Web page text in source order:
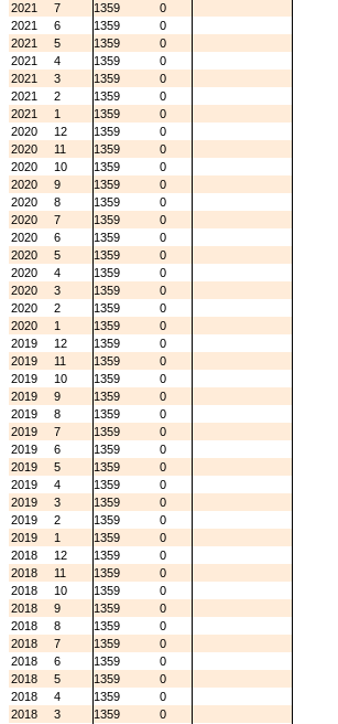
2021
7 1359
0
2021
6 1359
0
2021
5 1359
0
2021
4 1359
0
2021
3 1359
0
2021
2 1359
0
2021
1 1359
0
2020
12 1359
0
2020
11 1359
0
2020
10 1359
0
2020
9 1359
0
2020
8 1359
0
2020
7 1359
0
2020
6 1359
0
2020
5 1359
0
2020
4 1359
0
2020
3 1359
0
2020
2 1359
0
2020
1 1359
0
2019
12 1359
0
2019
11 1359
0
2019
10 1359
0
2019
9 1359
0
2019
8 1359
0
2019
7 1359
0
2019
6 1359
0
2019
5 1359
0
2019
4 1359
0
2019
3 1359
0
2019
2 1359
0
2019
1 1359
0
2018
12 1359
0
2018
11 1359
0
2018
10 1359
0
2018
9 1359
0
2018
8 1359
0
2018
7 1359
0
2018
6 1359
0
2018
5 1359
0
2018
4 1359
0
2018
3 1359
0